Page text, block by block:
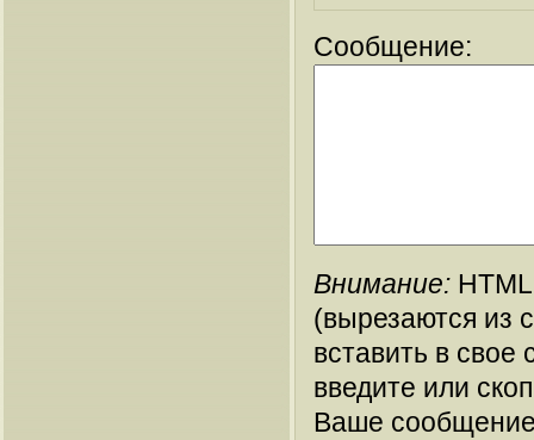
Сообщение:
Внимание:
(вырезаются из
вставить в
введите или
Ваше